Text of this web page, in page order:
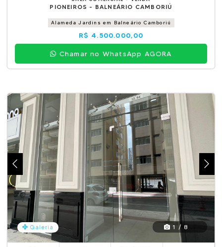
PIONEIROS - BALNEÁRIO CAMBORIÚ
Alameda Jardins em Balneário Camboriú
R$ 4.500.000,00
Chamar no WhatsApp AGORA
Galeria 1 / 8